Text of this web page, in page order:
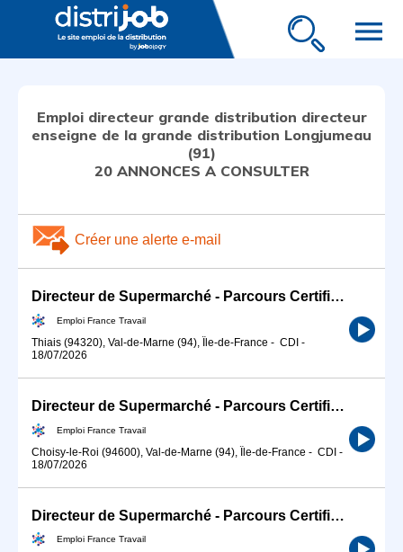
menu
Emploi directeur grande distribution directeur
enseigne de la grande distribution Longjumeau
(91)
20 ANNONCES A CONSULTER
Créer une alerte e-mail
Directeur de Supermarché - Parcours Certifiant (H/F)
Emploi France Travail
Thiais (94320), Val-de-Marne (94), Île-de-France - CDI -
18/07/2026
Directeur de Supermarché - Parcours Certifiant (H/F)
Emploi France Travail
Choisy-le-Roi (94600), Val-de-Marne (94), Île-de-France - CDI -
18/07/2026
Directeur de Supermarché - Parcours Certifiant (H/F)
Emploi France Travail